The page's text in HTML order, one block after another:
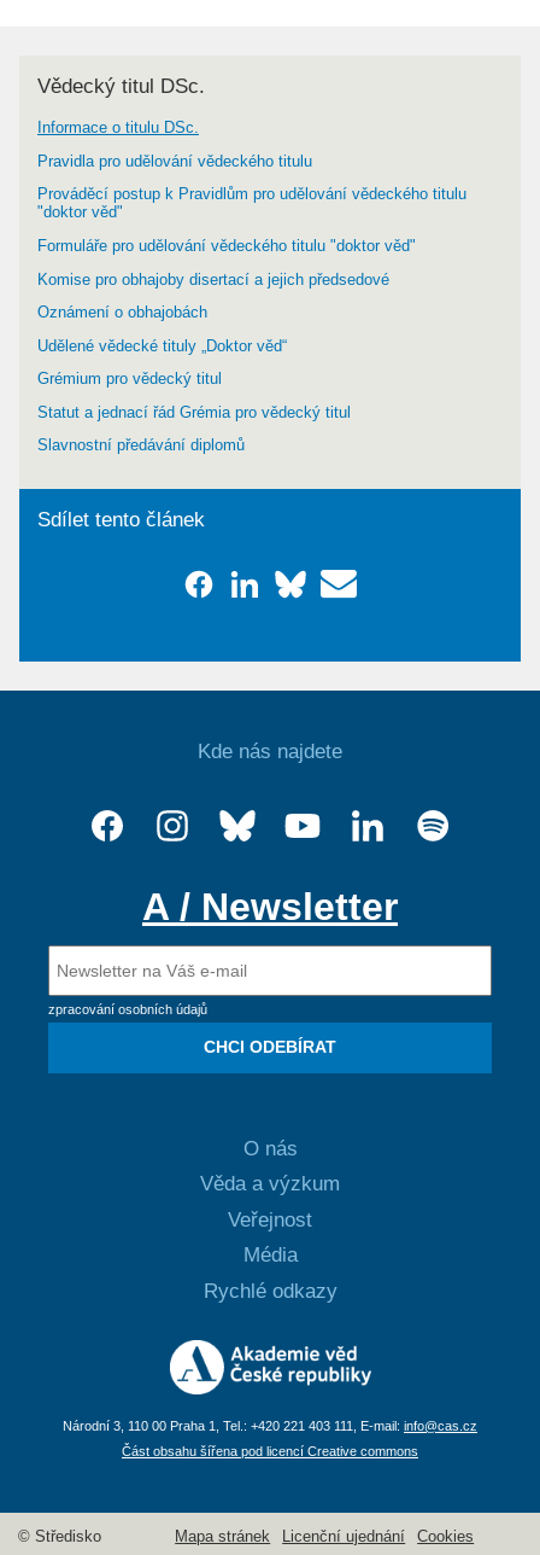
Vědecký titul DSc.
Informace o titulu DSc.
Pravidla pro udělování vědeckého titulu
Prováděcí postup k Pravidlům pro udělování vědeckého titulu
"doktor věd"
Formuláře pro udělování vědeckého titulu "doktor věd"
Komise pro obhajoby disertací a jejich předsedové
Oznámení o obhajobách
Udělené vědecké tituly „Doktor věd“
Grémium pro vědecký titul
Statut a jednací řád Grémia pro vědecký titul
Slavnostní předávání diplomů
Sdílet tento článek
Kde nás najdete
A / Newsletter
zpracování osobních údajů
CHCI ODEBÍRAT
O nás
Věda a výzkum
Veřejnost
Média
Rychlé odkazy
Národní 3, 110 00 Praha 1, Tel.: +420 221 403 111, E-mail: info@cas.cz
Část obsahu šířena pod licencí Creative commons
© Středisko
Mapa stránek Licenční ujednání
Cookies